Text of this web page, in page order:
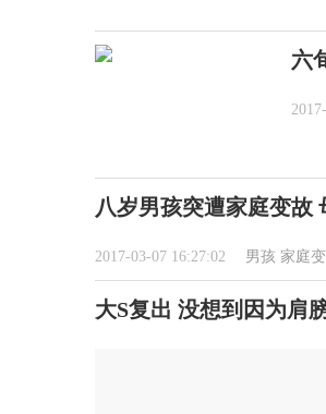
六
八岁男孩突遭家庭变故
2017-03-07 16:27:02 男孩 家庭
大S复出 没想到因为肩